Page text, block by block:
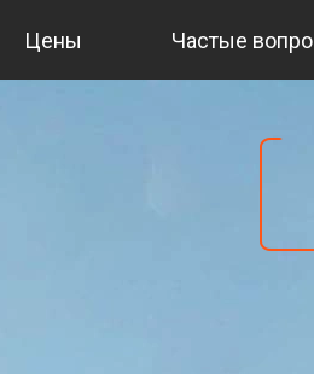
Цены Частые